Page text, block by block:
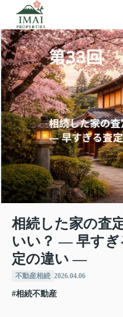
相続した家の査
いい？ ― 早すぎ
定の違い ―
不動産相続 2026.04.06
#相続不動産